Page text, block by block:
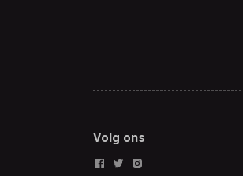
Volg ons